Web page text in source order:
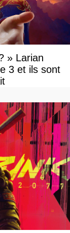
» Larian
3 et ils sont